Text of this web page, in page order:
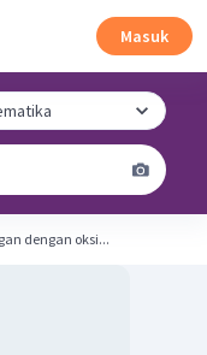
Masuk
dengan oksi...